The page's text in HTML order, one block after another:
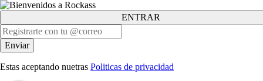
ENTRAR
Estas aceptando nuetras Politicas de privacidad